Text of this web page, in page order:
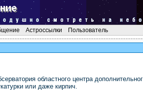
Астроссылки Пользователь
областного центра
или даже кирпич.